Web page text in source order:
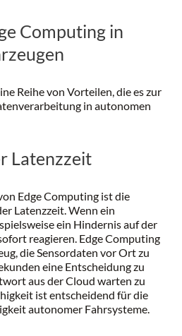
Computing in
Reihe von Vorteilen, die es zur
in autonomen
Latenzzeit
Edge Computing ist die
Latenzzeit. Wenn ein
ein Hindernis auf der
reagieren. Edge Computing
die Sensordaten vor Ort zu
eine Entscheidung zu
aus der Cloud warten zu
ist entscheidend für die
autonomer Fahrsysteme.